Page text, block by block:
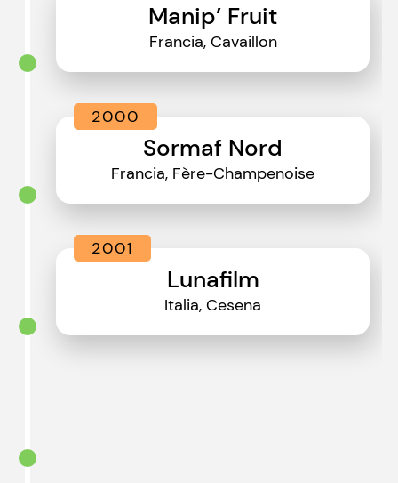
Manip’ Fruit
Francia, Cavaillon
2000
Sormaf Nord
Francia, Fère-Champenoise
2001
Lunafilm
Italia, Cesena